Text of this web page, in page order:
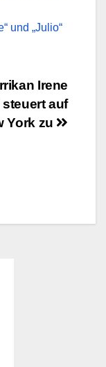
und „Julio“
Irene
steuert auf
York zu